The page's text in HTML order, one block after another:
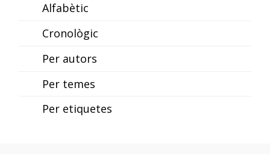
Alfabètic
Cronològic
Per autors
Per temes
Per etiquetes